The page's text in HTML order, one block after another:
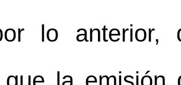
lo anterior,